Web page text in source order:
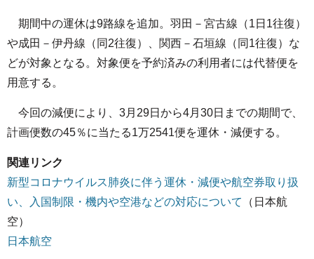
期間中の運休は9路線を追加。羽田－宮古線（1日1往復）
や成田－伊丹線（同2往復）、関西－石垣線（同1往復）な
どが対象となる。対象便を予約済みの利用者には代替便を
用意する。
今回の減便により、3月29日から4月30日までの期間で、
計画便数の45％に当たる1万2541便を運休・減便する。
関連リンク
新型コロナウイルス肺炎に伴う運休・減便や航空券取り扱
い、入国制限・機内や空港などの対応について
（日本航
空）
日本航空